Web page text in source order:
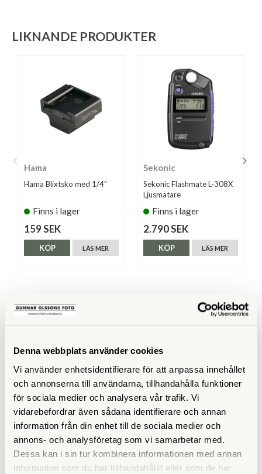
Denna webbplats använder cookies
Vi använder enhetsidentifierare för att anpassa innehållet
och annonserna till användarna, tillhandahålla funktioner
för sociala medier och analysera vår trafik. Vi
vidarebefordrar även sådana identifierare och annan
information från din enhet till de sociala medier och
annons- och analysföretag som vi samarbetar med.
Dessa kan i sin tur kombinera informationen med annan
information som du har tillhandahållit eller som de har
LIKNANDE PRODUKTER
Hama
Hama Blixtsko med 1/4"
Finns i lager
159 SEK
LÄS MER
KÖP
Sekonic
Sekonic Flashmate L-308X
Ljusmätare
Finns i lager
2.790 SEK
LÄS MER
KÖP
JJC Adox